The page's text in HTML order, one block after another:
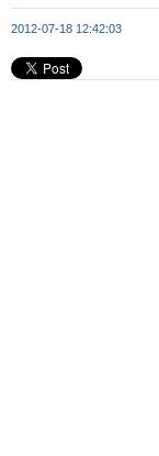
2012-07-18 12:42:03